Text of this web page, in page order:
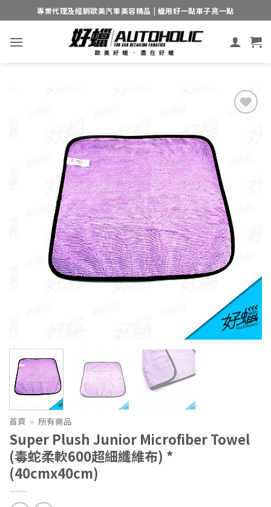
to
content
專業代理及經銷歐美汽車美容精品 | 蠟用好一點車子亮一點
首頁 » 所有商品
Super Plush Junior Microfiber Towel
(毒蛇柔軟600超細纖維布) *
(40cmx40cm)